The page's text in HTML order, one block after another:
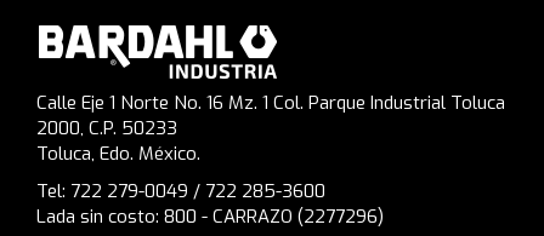
Calle Eje 1 Norte No. 16 Mz. 1 Col. Parque Industrial Toluca
2000, C.P. 50233
Toluca, Edo. México.
Tel: 722 279-0049 / 722 285-3600
Lada sin costo: 800 - CARRAZO (2277296)